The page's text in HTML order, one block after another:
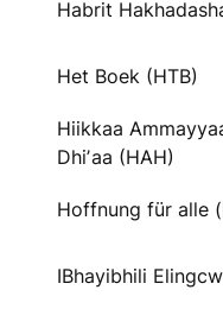
Habrit
Het Boek (HTB)
Hiikkaa
Dhiʼaa (HAH)
Hoffnung für alle
IBhayibhili